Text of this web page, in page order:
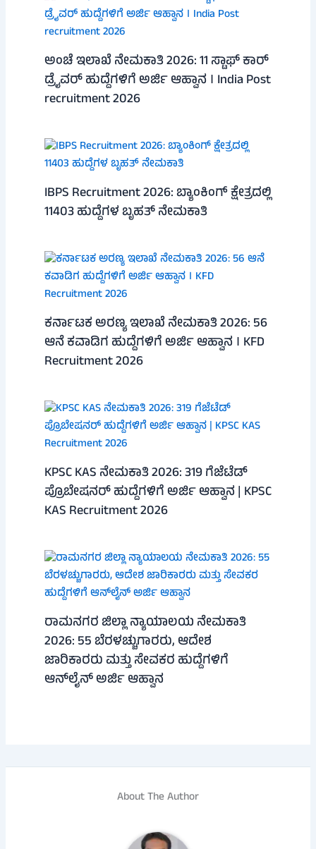
ಅಂಚೆ ಇಲಾಖೆ ನೇಮಕಾತಿ 2026: 11 ಸ್ಟಾಫ್ ಕಾರ್
ಡ್ರೈವರ್ ಹುದ್ದೆಗಳಿಗೆ ಅರ್ಜಿ ಆಹ್ವಾನ । India Post
recruitment 2026
IBPS Recruitment 2026: ಬ್ಯಾಂಕಿಂಗ್ ಕ್ಷೇತ್ರದಲ್ಲಿ
11403 ಹುದ್ದೆಗಳ ಬೃಹತ್ ನೇಮಕಾತಿ
ಕರ್ನಾಟಕ ಅರಣ್ಯ ಇಲಾಖೆ ನೇಮಕಾತಿ 2026: 56
ಆನೆ ಕವಾಡಿಗ ಹುದ್ದೆಗಳಿಗೆ ಅರ್ಜಿ ಆಹ್ವಾನ । KFD
Recruitment 2026
KPSC KAS ನೇಮಕಾತಿ 2026: 319 ಗೆಜೆಟೆಡ್
ಪ್ರೊಬೇಷನರ್ ಹುದ್ದೆಗಳಿಗೆ ಅರ್ಜಿ ಆಹ್ವಾನ | KPSC
KAS Recruitment 2026
ರಾಮನಗರ ಜಿಲ್ಲಾ ನ್ಯಾಯಾಲಯ ನೇಮಕಾತಿ
2026: 55 ಬೆರಳಚ್ಚುಗಾರರು, ಆದೇಶ
ಜಾರಿಕಾರರು ಮತ್ತು ಸೇವಕರ ಹುದ್ದೆಗಳಿಗೆ
ಆನ್‌ಲೈನ್ ಅರ್ಜಿ ಆಹ್ವಾನ
About The Author